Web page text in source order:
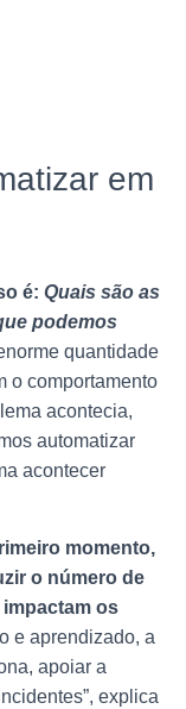
em
é: Quais são as
podemos
quantidade
o comportamento
acontecia,
automatizar
acontecer
momento,
o número de
os
e aprendizado, a
apoiar a
explica